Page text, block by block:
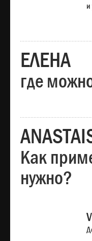
и
ЕЛЕНА
где
Как
нужно?